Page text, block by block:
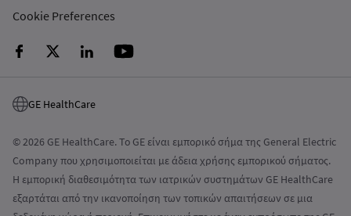
Cookie Preferences
GE HealthCare
© 2026 GE HealthCare. Το GE είναι εμπορικό σήμα της General Electric
Company που χρησιμοποιείται με άδεια χρήσης εμπορικού σήματος.
Η εμπορική διαθεσιμότητα των ιατρικών συστημάτων GE HealthCare
εξαρτάται από την ικανοποίηση των τοπικών απαιτήσεων σε μια